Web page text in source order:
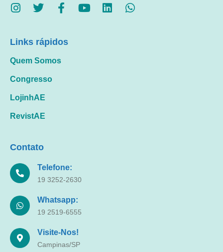
Links rápidos
Quem Somos
Congresso
LojinhAE
RevistAE
Contato
Telefone:
19 3252-2630
Whatsapp:
19 2519-6555
Visite-Nos!
Campinas/SP